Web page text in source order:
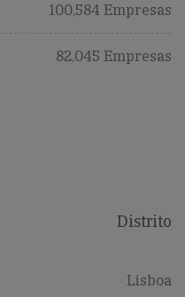
100,584 Empresas
82,045 Empresas
Distrito
Lisboa